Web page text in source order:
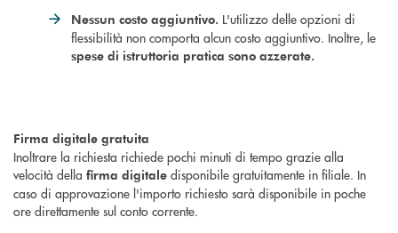
Nessun costo aggiuntivo. L'utilizzo delle opzioni di
flessibilità non comporta alcun costo aggiuntivo. Inoltre, le
spese di istruttoria pratica sono azzerate.
Firma digitale gratuita
Inoltrare la richiesta richiede pochi minuti di tempo grazie alla
velocità della firma digitale disponibile gratuitamente in filiale. In
caso di approvazione l'importo richiesto sarà disponibile in poche
ore direttamente sul conto corrente.